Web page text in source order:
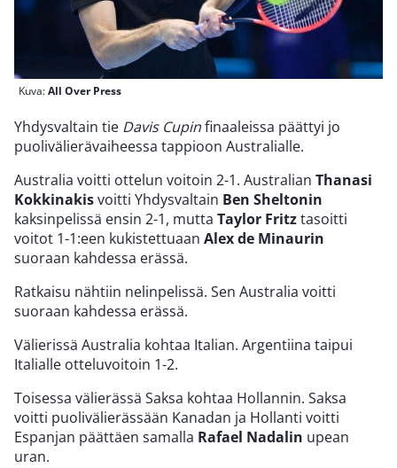
Kuva:All Over Press
Yhdysvaltain tie Davis Cupinfinaaleissa päättyi jo
puolivälierävaiheessa tappioon Australialle.
Australia voitti ottelun voitoin 2-1. Australian Thanasi
Kokkinakisvoitti Yhdysvaltain Ben Sheltonin
kaksinpelissä ensin 2-1, mutta Taylor Fritztasoitti
voitot 1-1:een kukistettuaan Alex de Minaurin
suoraan kahdessa erässä.
Ratkaisu nähtiin nelinpelissä. Sen Australia voitti
suoraan kahdessa erässä.
Välierissä Australia kohtaa Italian. Argentiina taipui
Italialle otteluvoitoin 1-2.
Toisessa välierässä Saksa kohtaa Hollannin. Saksa
voitti puolivälierässään Kanadan ja Hollanti voitti
Espanjan päättäen samalla Rafael Nadalin upean
uran.